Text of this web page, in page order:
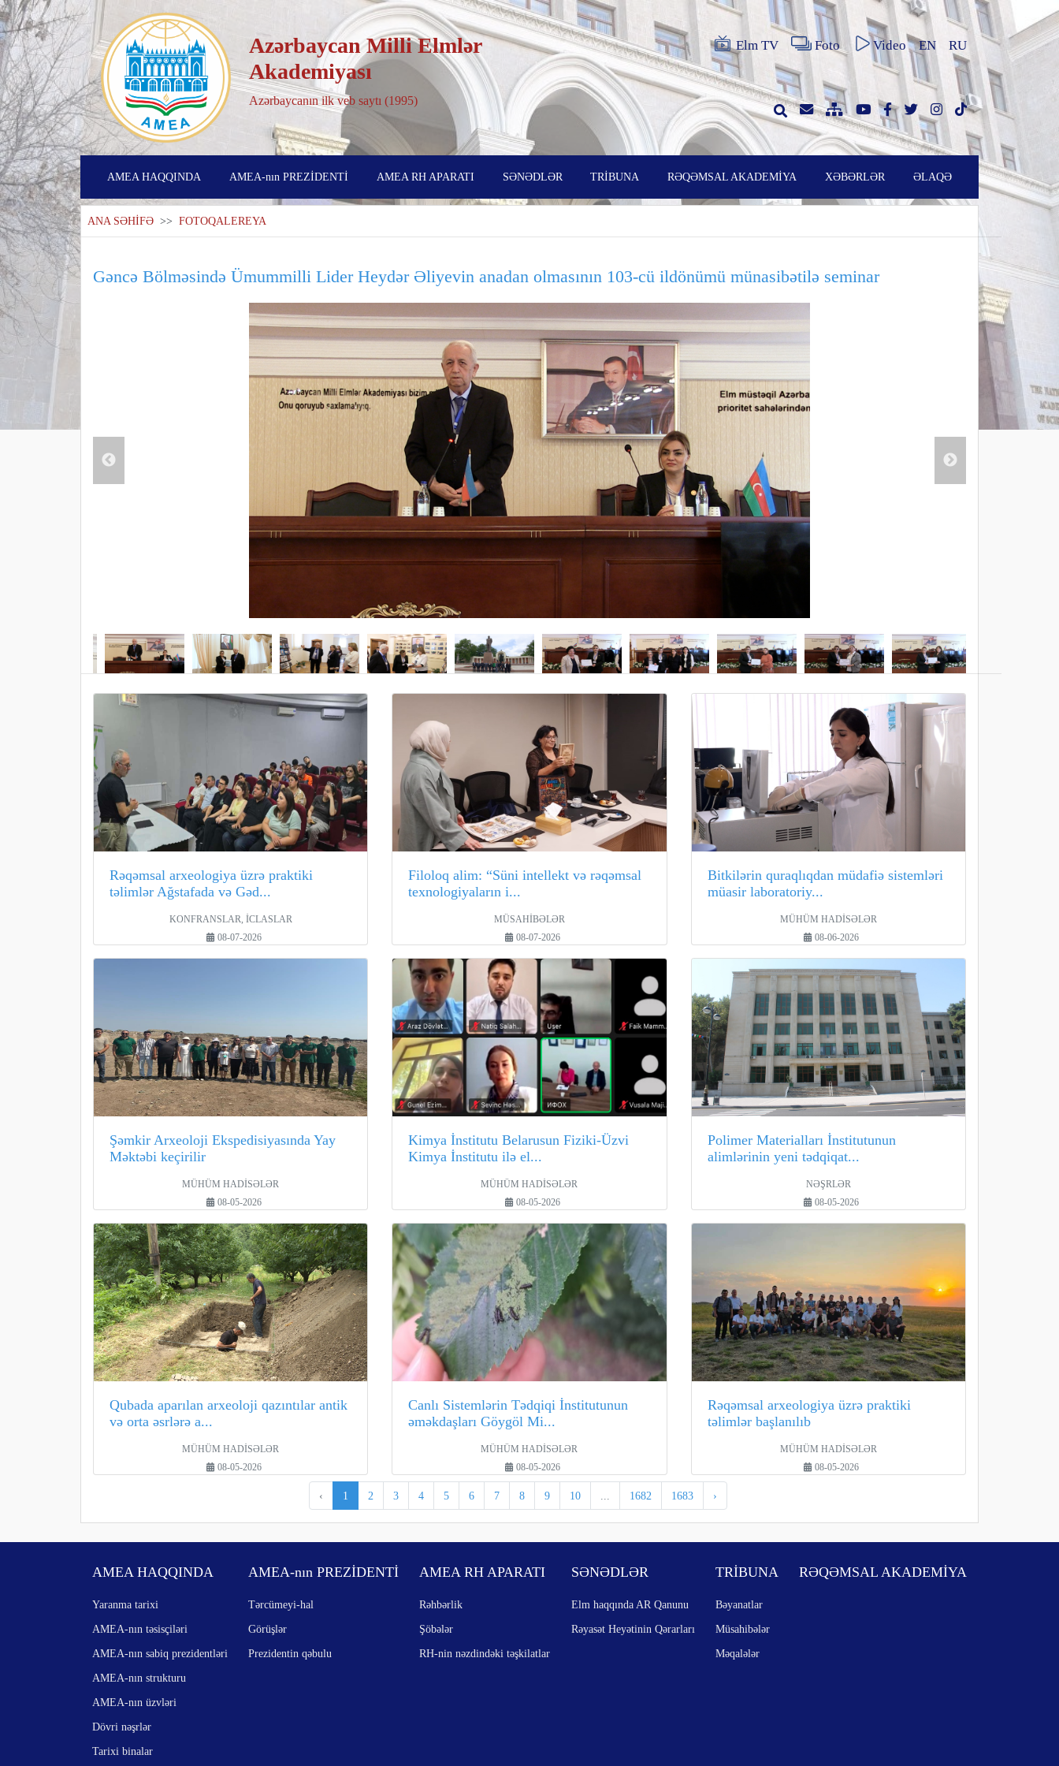
Azərbaycan Milli Elmlər
Akademiyası
Azərbaycanın ilk veb saytı (1995)
Elm TV Foto Video EN RU
AMEA HAQQINDA AMEA-nın PREZİDENTİ AMEA RH APARATI SƏNƏDLƏR TRİBUNA RƏQƏMSAL AKADEMİYA XƏBƏRLƏR ƏLAQƏ
ANA SƏHİFƏ >> FOTOQALEREYA
Gəncə Bölməsində Ümummilli Lider Heydər Əliyevin anadan olmasının 103-cü ildönümü münasibətilə seminar
Rəqəmsal arxeologiya üzrə praktiki
təlimlər Ağstafada və Gəd...
KONFRANSLAR, İCLASLAR
08-07-2026
Filoloq alim: “Süni intellekt və rəqəmsal
texnologiyaların i...
MÜSAHİBƏLƏR
08-07-2026
Bitkilərin quraqlıqdan müdafiə sistemləri
müasir laboratoriy...
MÜHÜM HADİSƏLƏR
08-06-2026
Şəmkir Arxeoloji Ekspedisiyasında Yay
Məktəbi keçirilir
MÜHÜM HADİSƏLƏR
08-05-2026
Kimya İnstitutu Belarusun Fiziki-Üzvi
Kimya İnstitutu ilə el...
MÜHÜM HADİSƏLƏR
08-05-2026
Polimer Materialları İnstitutunun
alimlərinin yeni tədqiqat...
NƏŞRLƏR
08-05-2026
Qubada aparılan arxeoloji qazıntılar antik
və orta əsrlərə a...
MÜHÜM HADİSƏLƏR
08-05-2026
Canlı Sistemlərin Tədqiqi İnstitutunun
əməkdaşları Göygöl Mi...
MÜHÜM HADİSƏLƏR
08-05-2026
Rəqəmsal arxeologiya üzrə praktiki
təlimlər başlanılıb
MÜHÜM HADİSƏLƏR
08-05-2026
‹ 1 2 3 4 5 6 7 8 9 10 1682 1683 ›
AMEA HAQQINDA
Yaranma tarixi
AMEA-nın təsisçiləri
AMEA-nın sabiq prezidentləri
AMEA-nın strukturu
AMEA-nın üzvləri
Dövri nəşrlər
Tarixi binalar
AMEA-nın PREZİDENTİ
Tərcümeyi-hal
Görüşlər
Prezidentin qəbulu
AMEA RH APARATI
Rəhbərlik
Şöbələr
RH-nin nəzdindəki təşkilatlar
SƏNƏDLƏR
Elm haqqında AR Qanunu
Rəyasət Heyətinin Qərarları
TRİBUNA
Bəyanatlar
Müsahibələr
Məqalələr
RƏQƏMSAL AKADEMİYA